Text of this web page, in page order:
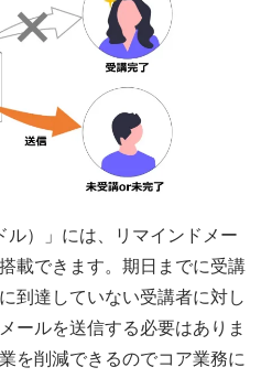
ル）」には、リマインドメー
載できます。期日までに受講
到達していない受講者に対し
ールを送信する必要はありま
を削減できるのでコア業務に